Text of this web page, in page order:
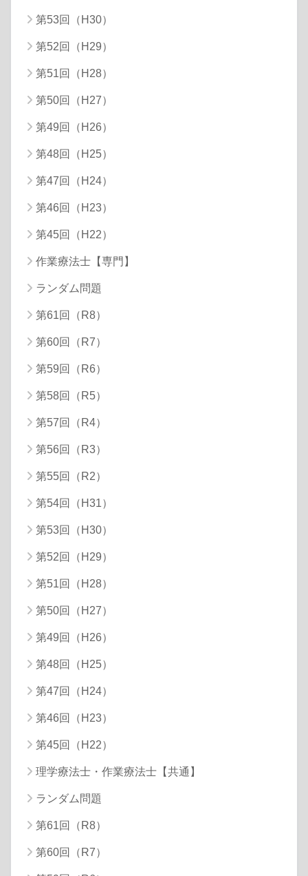
第53回（H30）
第52回（H29）
第51回（H28）
第50回（H27）
第49回（H26）
第48回（H25）
第47回（H24）
第46回（H23）
第45回（H22）
作業療法士【専門】
ランダム問題
第61回（R8）
第60回（R7）
第59回（R6）
第58回（R5）
第57回（R4）
第56回（R3）
第55回（R2）
第54回（H31）
第53回（H30）
第52回（H29）
第51回（H28）
第50回（H27）
第49回（H26）
第48回（H25）
第47回（H24）
第46回（H23）
第45回（H22）
理学療法士・作業療法士【共通】
ランダム問題
第61回（R8）
第60回（R7）